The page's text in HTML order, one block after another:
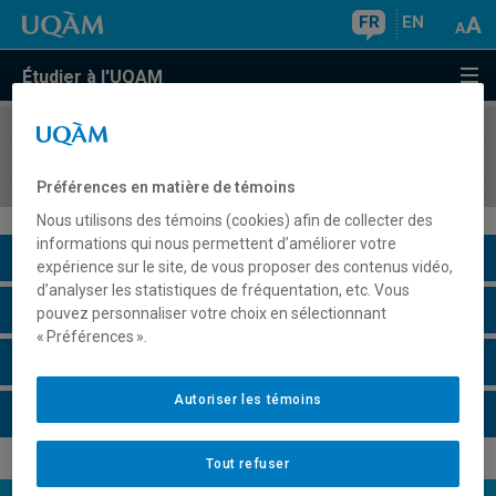
FR EN
Étudier à l'UQAM
COURS//
Description du cours
Horaire - Été 2026
Préférences en matière de témoins
Nous utilisons des témoins (cookies) afin de collecter des
informations qui nous permettent d’améliorer votre
expérience sur le site, de vous proposer des contenus vidéo,
d’analyser les statistiques de fréquentation, etc. Vous
pouvez personnaliser votre choix en sélectionnant
« Préférences ».
Tout refuser
Autoriser les témoins